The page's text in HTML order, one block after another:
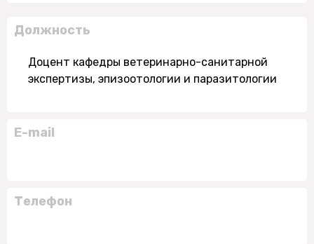
Должность
Доцент кафедры ветеринарно-санитарной
экспертизы, эпизоотологии и паразитологии
E-mail
Телефон